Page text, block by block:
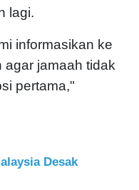
lagi.
informasikan ke
agar jamaah tidak
pertama,"
Desak